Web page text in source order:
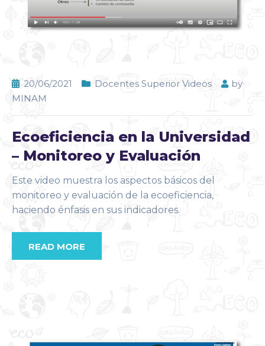
20/06/2021 Docentes Superior Videos
by
MINAM
Ecoeficiencia en la Universidad
– Monitoreo y Evaluación
Este video muestra los aspectos básicos del
monitoreo y evaluación de la ecoeficiencia,
haciendo énfasis en sus indicadores.
READ MORE